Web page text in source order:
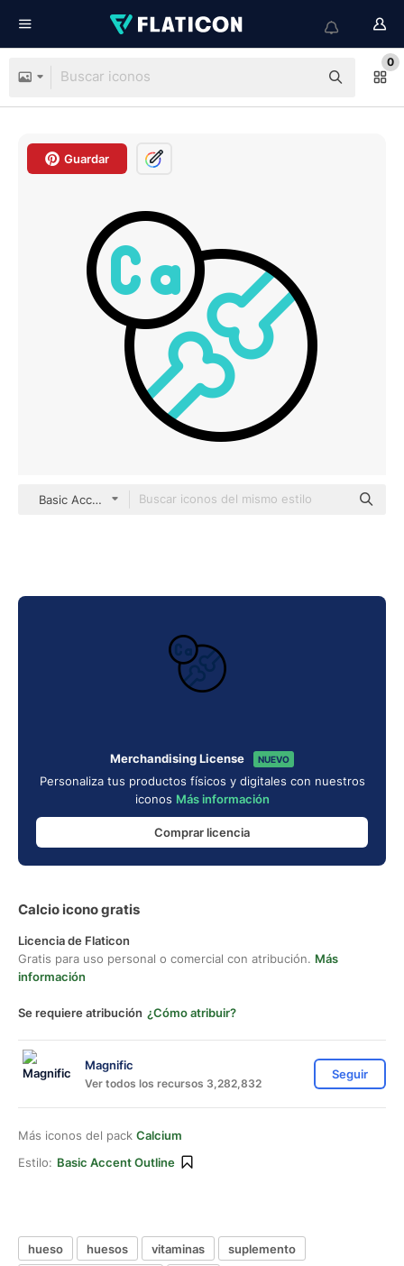
0
Guardar
Basic Accent Outline
Merchandising License NUEVO
Personaliza tus productos físicos y digitales con nuestros
iconos Más información
Comprar licencia
Calcio icono gratis
Licencia de Flaticon
Gratis para uso personal o comercial con atribución. Más
información
Se requiere atribución ¿Cómo atribuir?
Magnific
Ver todos los recursos 3,282,832
Seguir
Más iconos del pack Calcium
Estilo: Basic Accent Outline
hueso huesos vitaminas
suplemento